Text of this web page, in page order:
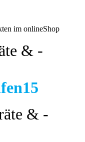
im onlineShop
& -
& -